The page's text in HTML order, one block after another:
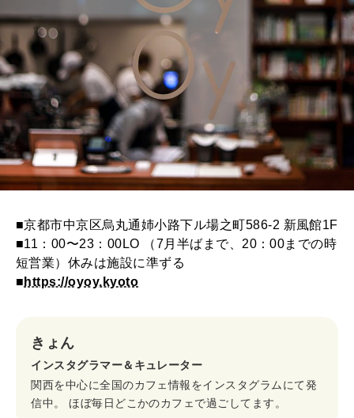
■京都市中京区烏丸通姉小路下ル場之町586-2 新風館1F
■11：00〜23：00LO （7月半ばまで、20：00までの時
短営業）休みは施設に準ずる
■ https://oyoy.kyoto
きょん
インスタグラマー＆キュレーター
関西を中心に全国のカフェ情報をインスタグラムにて発
信中。 ほぼ毎日どこかのカフェで過ごしてます。